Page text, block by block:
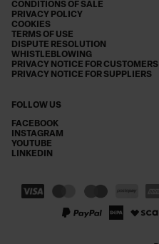
CONDITIONS OF SALE
PRIVACY POLICY
COOKIES
TERMS OF USE
DISPUTE RESOLUTION
WHISTLEBLOWING
PRIVACY NOTICE FOR CUSTOMERS
PRIVACY NOTICE FOR SUPPLIERS
FOLLOW US
FACEBOOK
INSTAGRAM
YOUTUBE
LINKEDIN